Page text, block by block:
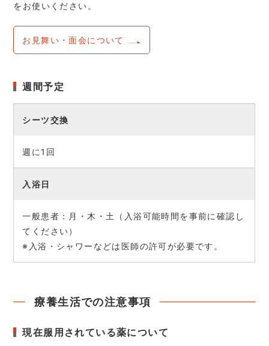
をお使いください。
お見舞い・面会について
週間予定
シーツ交換
週に1回
入浴日
一般患者：月・木・土（入浴可能時間を事前に確認し
てください）
※入浴・シャワーなどは医師の許可が必要です。
療養生活での注意事項
現在服用されている薬について